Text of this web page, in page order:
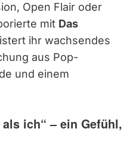
Open Flair oder
mit Das
ihr wachsendes
aus Pop-
und einem
ich“ – ein Gefühl,